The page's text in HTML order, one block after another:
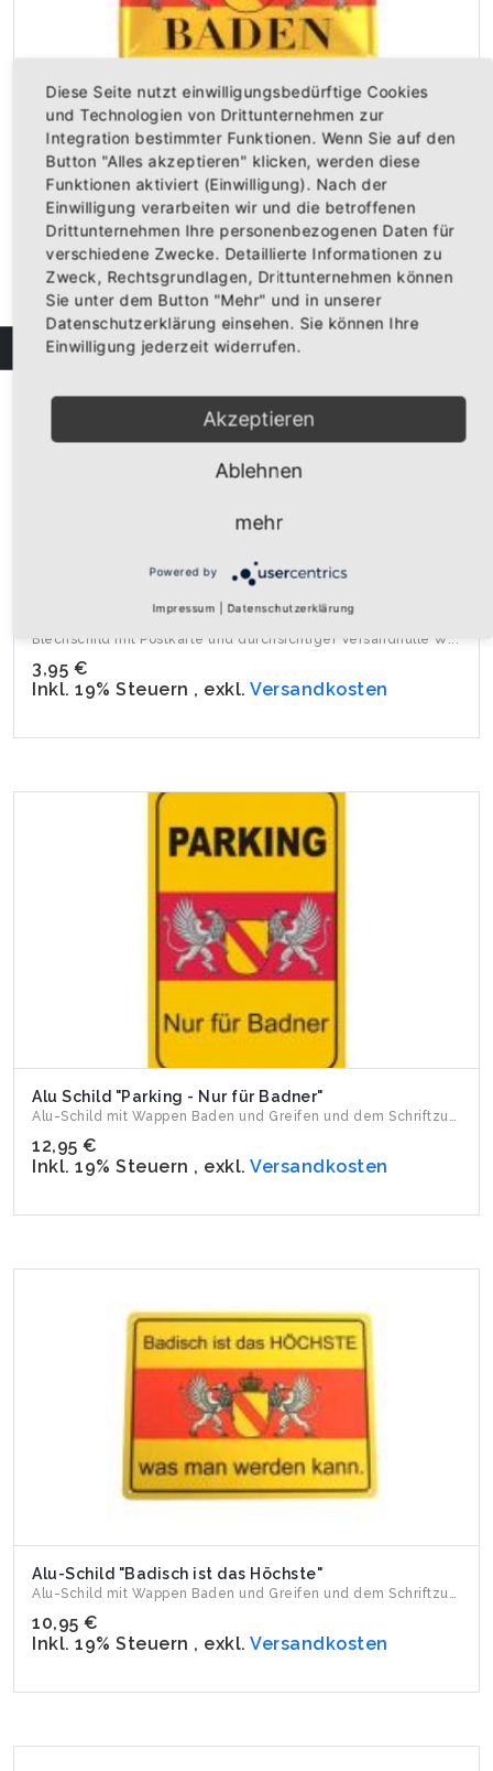
FILTER
Blechschild "Baden" (Wappen mit Greifen)
6,95 €
Inkl. 19% Steuern,exkl.Versandkosten
Blechkarte "Grossherzogtum Baden" klein
Blechschild mit Postkarte und durchsichtiger Versandhülle W...
3,95 €
Inkl. 19% Steuern , exkl. Versandkosten
Alu Schild "Parking - Nur für Badner"
Alu-Schild mit Wappen Baden und Greifen und dem Schriftzug "...
12,95 €
Inkl. 19% Steuern , exkl. Versandkosten
Alu-Schild "Badisch ist das Höchste"
Alu-Schild mit Wappen Baden und Greifen und dem Schriftzug "...
10,95 €
Inkl. 19% Steuern , exkl. Versandkosten
Diese Seite nutzt einwilligungsbedürftige Cookies
und Technologien von Drittunternehmen zur
Integration bestimmter Funktionen. Wenn Sie auf den
Button "Alles akzeptieren" klicken, werden diese
Funktionen aktiviert (Einwilligung). Nach der
Einwilligung verarbeiten wir und die betroffenen
Drittunternehmen Ihre personenbezogenen Daten für
verschiedene Zwecke. Detaillierte Informationen zu
Zweck, Rechtsgrundlagen, Drittunternehmen können
Sie unter dem Button "Mehr" und in unserer
Datenschutzerklärung einsehen. Sie können Ihre
Einwilligung jederzeit widerrufen.
Akzeptieren
Ablehnen
mehr
Powered by
Impressum Datenschutzerklärung